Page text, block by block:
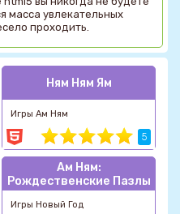
масса увлекательных
проходить.
Ням Ням Ям
Игры Ам Ням
5
Ам Ням:
Рождественские Пазлы
Игры Новый Год